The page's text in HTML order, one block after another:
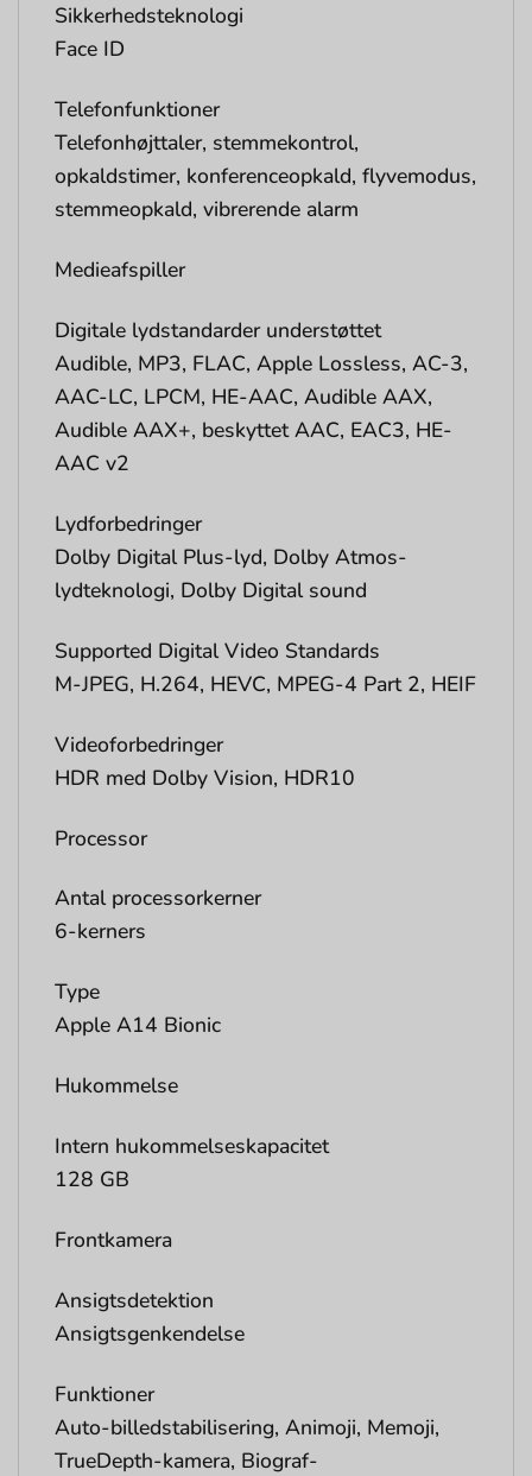
Sikkerhedsteknologi
Face ID
Telefonfunktioner
Telefonhøjttaler, stemmekontrol,
opkaldstimer, konferenceopkald, flyvemodus,
stemmeopkald, vibrerende alarm
Medieafspiller
Digitale lydstandarder understøttet
Audible, MP3, FLAC, Apple Lossless, AC-3,
AAC-LC, LPCM, HE-AAC, Audible AAX,
Audible AAX+, beskyttet AAC, EAC3, HE-
AAC v2
Lydforbedringer
Dolby Digital Plus-lyd, Dolby Atmos-
lydteknologi, Dolby Digital sound
Supported Digital Video Standards
M-JPEG, H.264, HEVC, MPEG-4 Part 2, HEIF
Videoforbedringer
HDR med Dolby Vision, HDR10
Processor
Antal processorkerner
6-kerners
Type
Apple A14 Bionic
Hukommelse
Intern hukommelseskapacitet
128 GB
Frontkamera
Ansigtsdetektion
Ansigtsgenkendelse
Funktioner
Auto-billedstabilisering, Animoji, Memoji,
TrueDepth-kamera, Biograf-